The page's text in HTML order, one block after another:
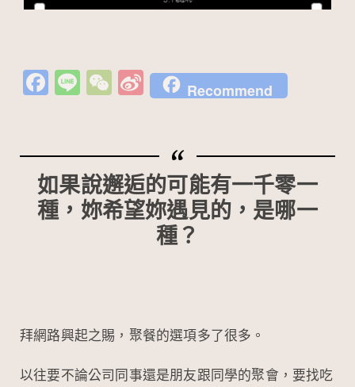
Fa
b
o
o
Li
W
h
at
Si
n
W
ei
b
o
Recommend
如果說邂逅的可能有一千零一
種，妳希望妳遇見的，是哪一
種？
拜網路興起之賜，聚餐的選項多了很多。
以往要不論公司同事還是朋友跟同學的聚會，要找吃